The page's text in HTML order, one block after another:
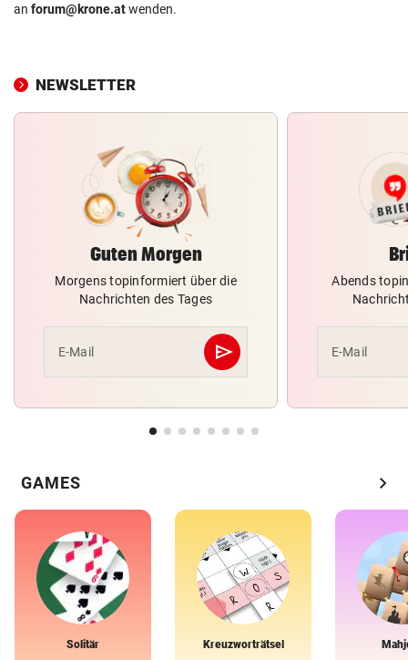
an forum@krone.atwenden.
NEWSLETTER
Guten Morgen
Morgens topinformiert über die
Nachrichten des Tages
E-Mail send
Abschicken
Abends
E-Mail
GAMES chevron_right
Solitär Kreuzworträtsel